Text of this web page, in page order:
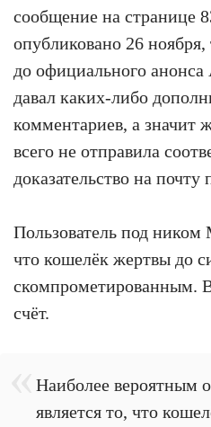
сообщение на странице
опубликовано 26 ноября,
до официального
давал каких-либо
комментариев, а значит
всего не отправила
доказательство на почту
Пользователь под ником
что кошелёк жертвы до
скомпрометированным.
счёт.
Наиболее вероятным
является то, что